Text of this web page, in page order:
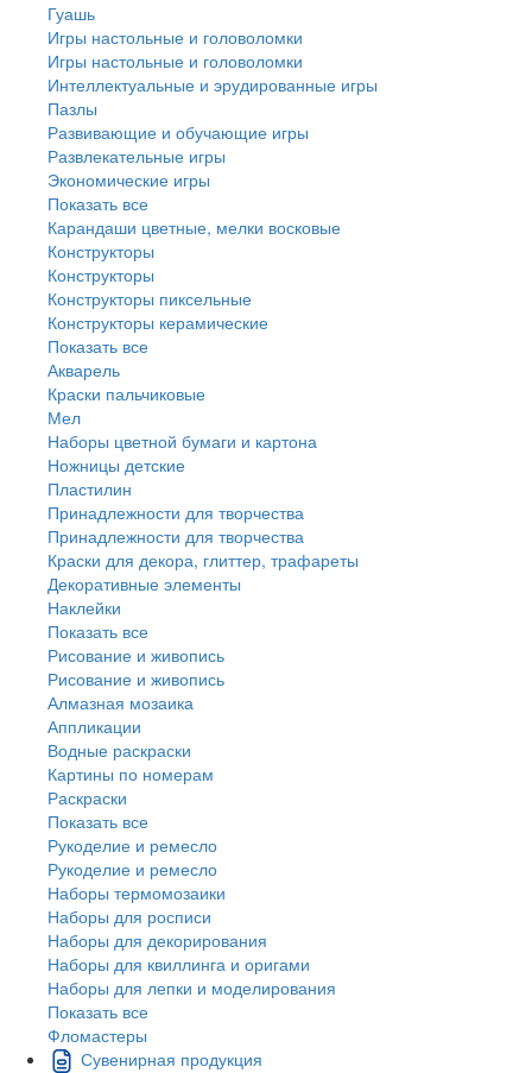
Гуашь
Игры настольные и головоломки
Игры настольные и головоломки
Интеллектуальные и эрудированные игры
Пазлы
Развивающие и обучающие игры
Развлекательные игры
Экономические игры
Показать все
Карандаши цветные, мелки восковые
Конструкторы
Конструкторы
Конструкторы пиксельные
Конструкторы керамические
Показать все
Акварель
Краски пальчиковые
Мел
Наборы цветной бумаги и картона
Ножницы детские
Пластилин
Принадлежности для творчества
Принадлежности для творчества
Краски для декора, глиттер, трафареты
Декоративные элементы
Наклейки
Показать все
Рисование и живопись
Рисование и живопись
Алмазная мозаика
Аппликации
Водные раскраски
Картины по номерам
Раскраски
Показать все
Рукоделие и ремесло
Рукоделие и ремесло
Наборы термомозаики
Наборы для росписи
Наборы для декорирования
Наборы для квиллинга и оригами
Наборы для лепки и моделирования
Показать все
Фломастеры
Сувенирная продукция